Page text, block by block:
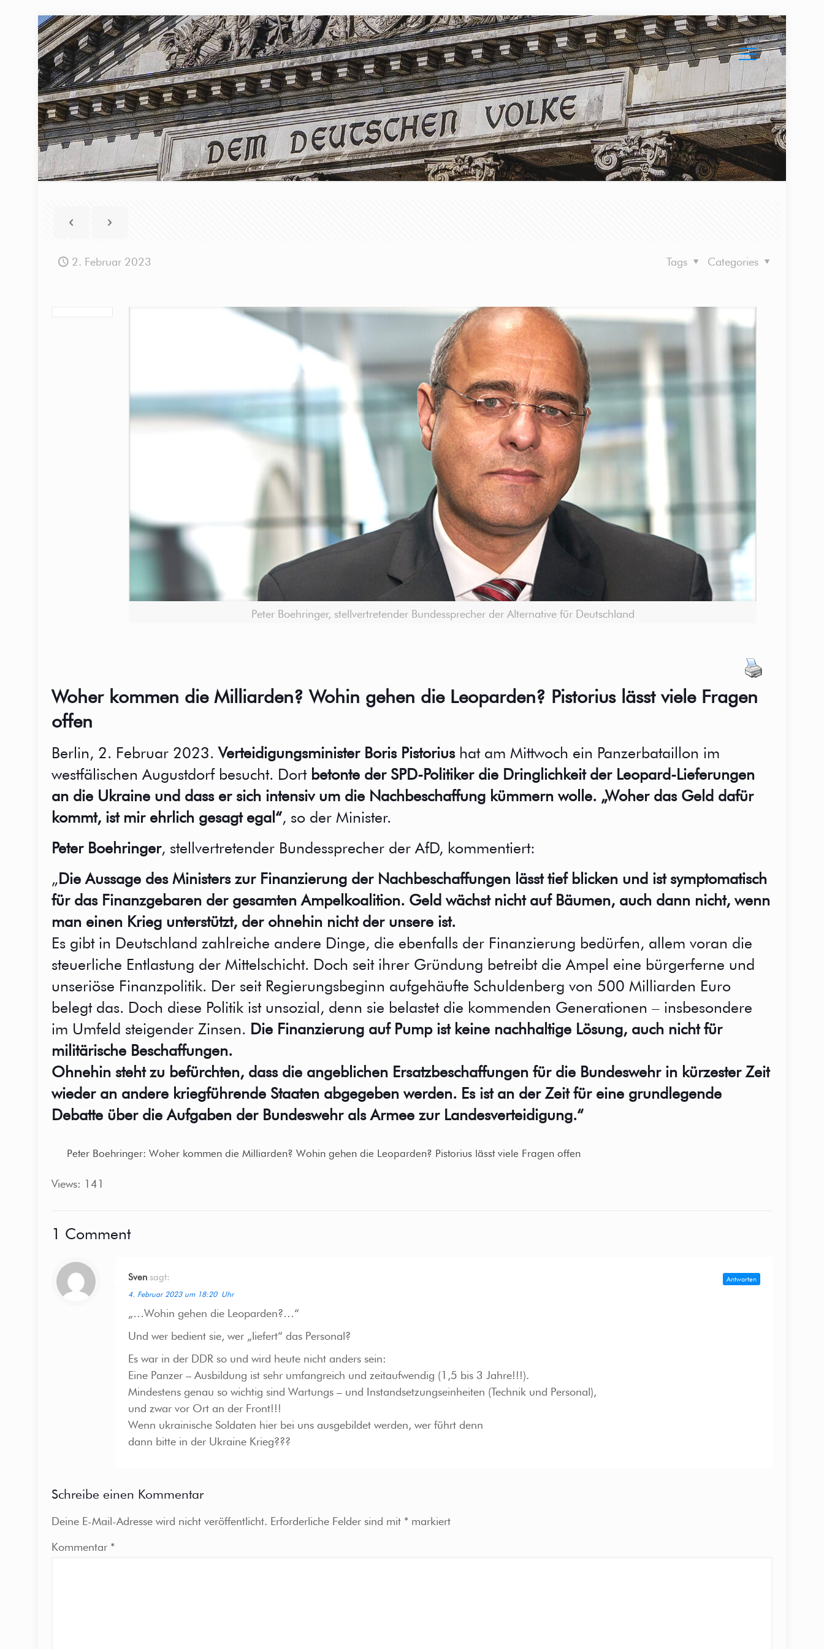
2. Februar 2023 Categories
Tags
Peter Boehringer, stellvertretender Bundessprecher der Alternative für Deutschland
Woher kommen die Milliarden? Wohin gehen die Leoparden? Pistorius lässt viele Fragen
offen
Berlin, 2. Februar 2023.Verteidigungsminister Boris Pistorius hat am Mittwoch ein Panzerbataillon im
westfälischen Augustdorf besucht. Dortbetonte der SPD-Politiker die Dringlichkeit der Leopard-Lieferungen
an die Ukraine und dass er sich intensiv um die Nachbeschaffung kümmern wolle. „Woher das Geld dafür
kommt, ist mir ehrlich gesagt egal“, so der Minister.
Peter Boehringer, stellvertretender Bundessprecher der AfD, kommentiert:
„Die Aussage des Ministers zur Finanzierung der Nachbeschaffungen lässt tief blicken und ist symptomatisch
für das Finanzgebaren der gesamten Ampelkoalition. Geld wächst nicht auf Bäumen, auch dann nicht, wenn
man einen Krieg unterstützt, der ohnehin nicht der unsere ist.
Es gibt in Deutschland zahlreiche andere Dinge, die ebenfalls der Finanzierung bedürfen, allem voran die
steuerliche Entlastung der Mittelschicht. Doch seit ihrer Gründung betreibt die Ampel eine bürgerferne und
unseriöse Finanzpolitik. Der seit Regierungsbeginn aufgehäufte Schuldenberg von 500 Milliarden Euro
belegt das. Doch diese Politik ist unsozial, denn sie belastet die kommenden Generationen – insbesondere
im Umfeld steigender Zinsen. Die Finanzierung auf Pump ist keine nachhaltige Lösung, auch nicht für
militärische Beschaffungen.
Ohnehin steht zu befürchten, dass die angeblichen Ersatzbeschaffungen für die Bundeswehr in kürzester Zeit
wieder an andere kriegführende Staaten abgegeben werden. Es ist an der Zeit für eine grundlegende
Debatte über die Aufgaben der Bundeswehr als Armee zur Landesverteidigung.“
Peter Boehringer: Woher kommen die Milliarden? Wohin gehen die Leoparden? Pistorius lässt viele Fragen offen
Views: 141
1 Comment
Sven sagt:
4. Februar 2023 um 18:20 Uhr
„…Wohin gehen die Leoparden?…“
Und wer bedient sie, wer „liefert“ das Personal?
Es war in der DDR so und wird heute nicht anders sein:
Eine Panzer – Ausbildung ist sehr umfangreich und zeitaufwendig (1,5 bis 3 Jahre!!!).
Mindestens genau so wichtig sind Wartungs – und Instandsetzungseinheiten (Technik und Personal),
und zwar vor Ort an der Front!!!
Wenn ukrainische Soldaten hier bei uns ausgebildet werden, wer führt denn
dann bitte in der Ukraine Krieg???
Antworten
Schreibe einen Kommentar
Deine E-Mail-Adresse wird nicht veröffentlicht. Erforderliche Felder sind mit * markiert
Kommentar *